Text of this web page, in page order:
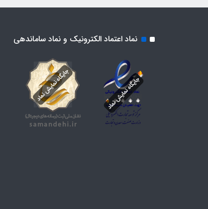
نماد اعتماد الکترونیک و نماد ساماندهی